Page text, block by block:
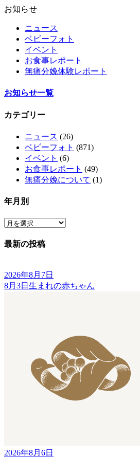
お知らせ
ニュース
ベビーフォト
イベント
お食事レポート
無痛分娩体験レポート
お知らせ一覧
カテゴリー
ニュース (26)
ベビーフォト (871)
イベント (6)
お食事レポート (49)
無痛分娩について (1)
年月別
最新の投稿
2026年8月7日
8月3日生まれの赤ちゃん
2026年8月6日